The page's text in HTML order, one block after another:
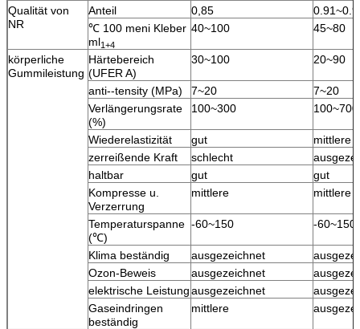
Qualität von
NR
Anteil 0,85
℃ 100 meni Kleber
ml1+4
40~100 45~80
körperliche
Gummileistung
Härtebereich
(UFER A)
30~100 20~90
anti--tensity (MPa) 7~20
7~20
Verlängerungsrate
(%)
100~300 100~700
Wiederelastizität gut
mittlere
zerreißende Kraft
schlecht
haltbar
gut
gut
Kompresse u.
Verzerrung
mittlere mittlere
Temperaturspanne
(℃)
-60~150 -60~150
Klima beständig ausgezeichnet
Ozon-Beweis
ausgezeichnet
elektrische Leistungausgezeichnet
Gaseindringen
beständig
mittlere